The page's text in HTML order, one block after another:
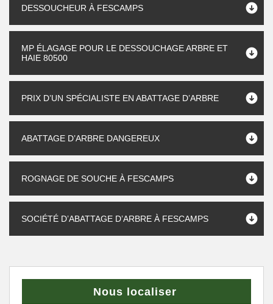
DESSOUCHEUR À FESCAMPS
MP ÉLAGAGE POUR LE DESSOUCHAGE ARBRE ET
HAIE 80500
PRIX D’UN SPÉCIALISTE EN ABATTAGE D’ARBRE
ABATTAGE D’ARBRE DANGEREUX
ROGNAGE DE SOUCHE À FESCAMPS
SOCIÉTÉ D’ABATTAGE D’ARBRE À FESCAMPS
Nous localiser